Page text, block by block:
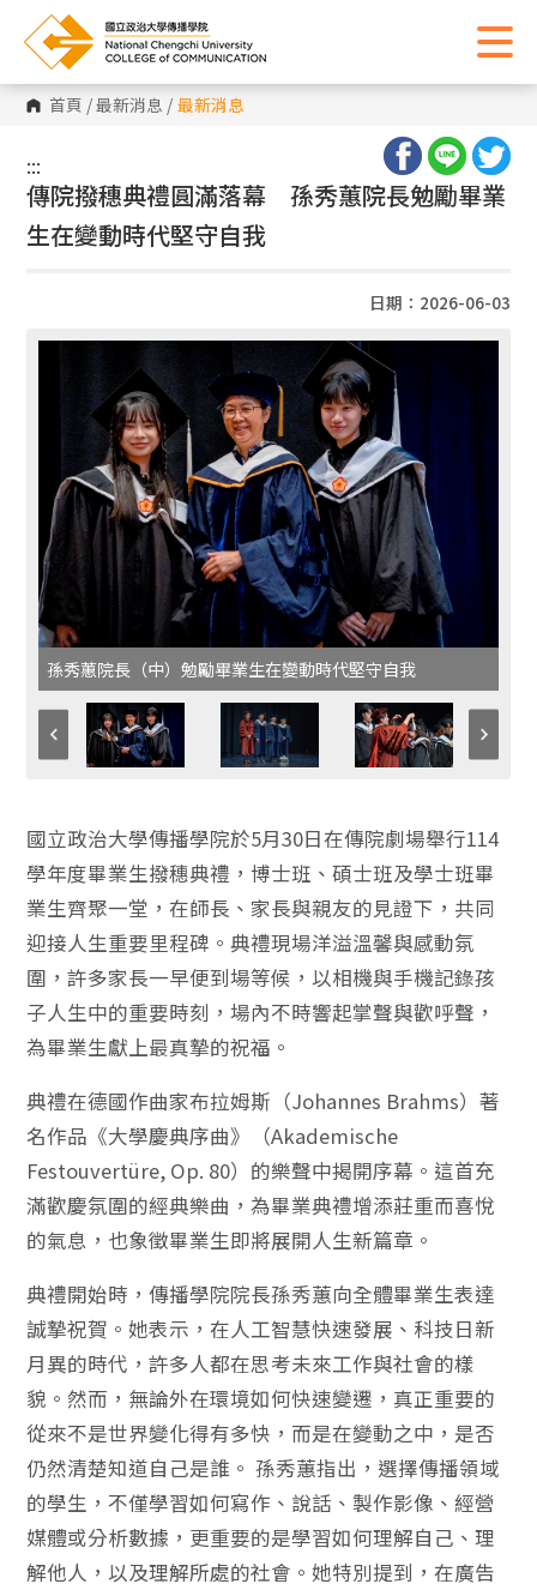
首頁 /最新消息 / 最新消息
:::
:::
傳院撥穗典禮圓滿落幕 孫秀蕙院長勉勵畢業
生在變動時代堅守自我
日期：2026-06-03
孫秀蕙院長（中）勉勵畢業生在變動時代堅守自我
國立政治大學傳播學院於5月30日在傳院劇場舉行114
學年度畢業生撥穗典禮，博士班、碩士班及學士班畢
業生齊聚一堂，在師長、 家長與親友的見證下，共同
迎接人生重要里程碑。典禮現場洋溢溫馨與感動氛
圍，許多家長一早便到場等候，以相機與手機記錄孩
子人生中的重要時刻，場內不時響起掌聲與歡呼聲，
為畢業生獻上最真摯的祝福。
典禮在德國作曲家布拉姆斯（Johannes Brahms）著
名作品《大學慶典序曲》（Akademische
Festouvertüre, Op. 80）的樂聲中揭開序幕。這首充
滿歡慶氛圍的經典樂曲，為畢業典禮增添莊重而喜悅
的氣息， 也象徵畢業生即將展開人生新篇章。
典禮開始時，傳播學院院長孫秀蕙向全體畢業生表達
誠摯祝賀。她表示，在人工智慧快速發展、科技日新
月異的時代，許多人都在思考未來工作與社會的樣
貌。然而， 無論外在環境如何快速變遷， 真正重要的
從來不是世界變化得有多快，而是在變動之中， 是否
仍然清楚知道自己是誰。 孫秀蕙指出，選擇傳播領域
的學生，不僅學習如何寫作、說話、製作影像、經營
媒體或分析數據，更重要的是學習如何理解自己、理
解他人，以及理解所處的社會。她特別提到，在廣告